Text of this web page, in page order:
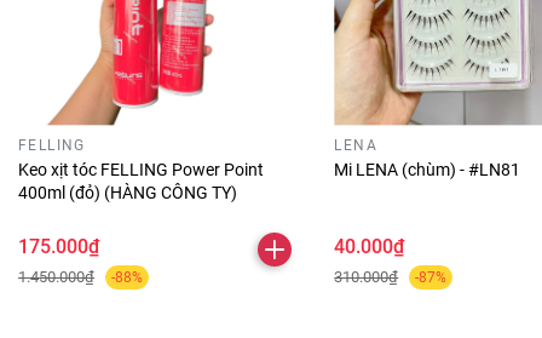
FELLING
Keo xịt tóc FELLING Power Point
400ml (đỏ) (HÀNG CÔNG TY)
175.000₫
1.450.000₫ -88%
LENA
Mi LENA (chùm) - #LN81
40.000₫
310.000₫ -87%